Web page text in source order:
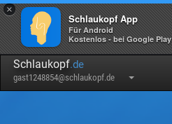
×
Schlaukopf App
Für Android
Kostenlos - bei Google Play
Schlaukopf.de
gast1248854@schlaukopf.de